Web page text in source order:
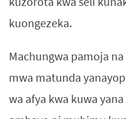
kuongezeka.
Machungwa pamoja
mwa matunda
wa afya kwa kuwa